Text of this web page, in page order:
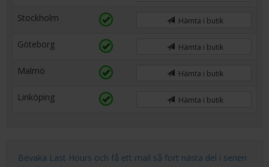
Stockholm Hämta i butik
Göteborg Hämta i butik
Malmö Hämta i butik
Linköping Hämta i butik
Bevaka Last Hours och få ett mail så fort nästa del i serien